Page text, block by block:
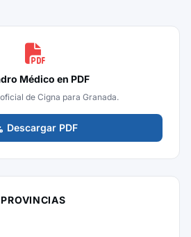
Médico en PDF
de Cigna para Granada.
Descargar PDF